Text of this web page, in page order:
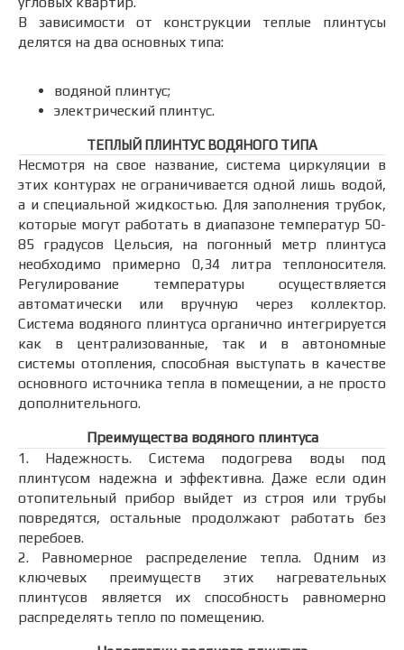
В зависимости от конструкции теплые плинтусы
делятся на два основных типа:
водяной плинтус;
электрический плинтус.
ТЕПЛЫЙ ПЛИНТУС ВОДЯНОГО ТИПА
Несмотря на свое название, система циркуляции в
этих контурах не ограничивается одной лишь водой,
а и специальной жидкостью. Для заполнения трубок,
которые могут работать в диапазоне температур 50-
85 градусов Цельсия, на погонный метр плинтуса
необходимо примерно 0,34 литра теплоносителя.
Регулирование температуры осуществляется
автоматически или вручную через коллектор.
Система водяного плинтуса органично интегрируется
как в централизованные, так и в автономные
системы отопления, способная выступать в качестве
основного источника тепла в помещении, а не просто
дополнительного.
Преимущества водяного плинтуса
1. Надежность. Система подогрева воды под
плинтусом надежна и эффективна. Даже если один
отопительный прибор выйдет из строя или трубы
повредятся, остальные продолжают работать без
перебоев.
2. Равномерное распределение тепла. Одним из
ключевых преимуществ этих нагревательных
плинтусов является их способность равномерно
распределять тепло по помещению.